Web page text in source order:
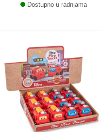
Dostupno u radnjama